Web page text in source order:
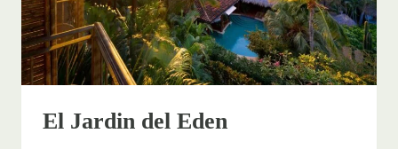
El Jardin del Eden